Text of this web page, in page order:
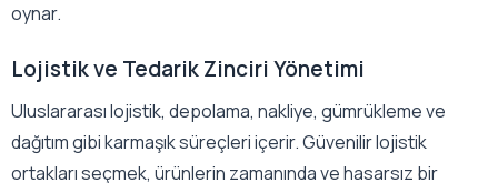
oynar.
Lojistik ve Tedarik Zinciri Yönetimi
Uluslararası lojistik, depolama, nakliye, gümrükleme ve
dağıtım gibi karmaşık süreçleri içerir. Güvenilir lojistik
ortakları seçmek, ürünlerin zamanında ve hasarsız bir